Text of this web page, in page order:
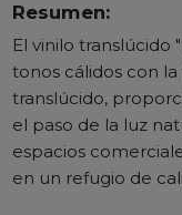
Resumen:
El vinilo
tonos cálidos con
translúcido,
el paso de la luz
espacios
en un refugio de